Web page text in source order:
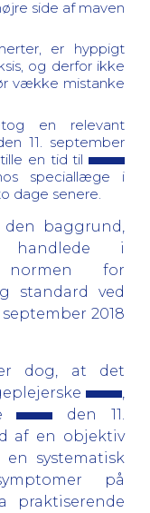
side af maven
er hyppigt
og derfor ikke
vække mistanke
en relevant
11. september
en tid til
speciallæge i
dage senere.
baggrund,
i
normen for
standard ved
september 2018
dog, at det
den 11.
af en objektiv
systematisk
på
praktiserende